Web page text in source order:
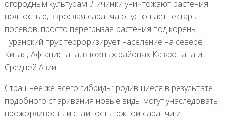
огородным культурам. Личинки уничтожают растения
полностью, взрослая саранча опустошает гектары
посевов, просто перегрызая растения под корень.
Туранский прус терроризирует население на севере
Китая, Афганистана, в южных районах Казахстана и
Средней Азии.
Страшнее же всего гибриды: родившиеся в результате
подобного спаривания новые виды могут унаследовать
прожорливость и стайность южной саранчи и